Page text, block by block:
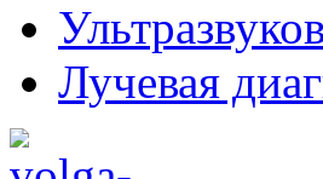
Лучевая